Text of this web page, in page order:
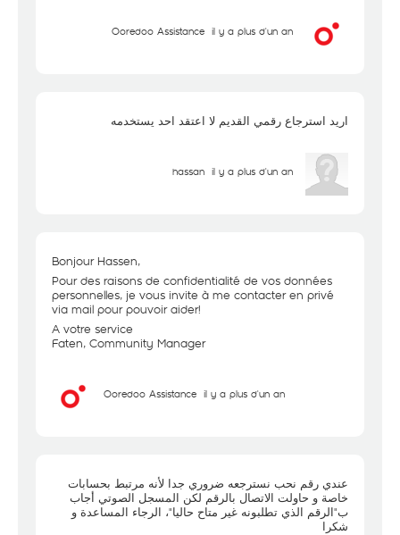
Ooredoo Assistance il y a plus d'un an
اريد استرجاع رقمي القديم لا اعتقد احد يستخدمه
hassan il y a plus d'un an
Bonjour Hassen,
Pour des raisons de confidentialité de vos données
personnelles, je vous invite à me contacter en privé
via mail pour pouvoir aider!
A votre service
Faten, Community Manager
Ooredoo Assistance il y a plus d'un an
عندي رقم نحب نسترجعه ضروري جدا لأنه مرتبط بحسابات
خاصة و حاولت الاتصال بالرقم لكن المسجل الصوتي أجاب
ب"الرقم الذي تطلبونه غير متاح حاليا"، الرجاء المساعدة و
شكرا